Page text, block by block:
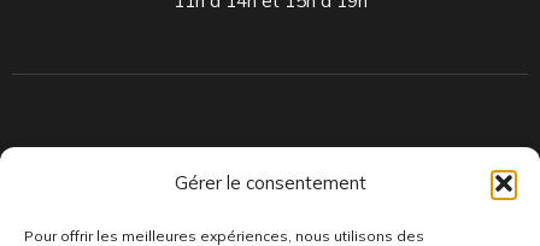
Gérer le consentement
Pour offrir les meilleures expériences, nous utilisons des
toujours des pépites musicales, dont des vinyles rares et exclusifs.